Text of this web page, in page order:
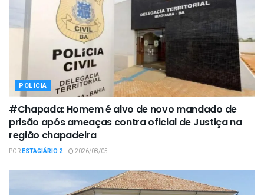
POLÍCIA
#Chapada: Homem é alvo de novo mandado de
prisão após ameaças contra oficial de Justiça na
região chapadeira
PORESTAGIÁRIO 2 2026/08/05